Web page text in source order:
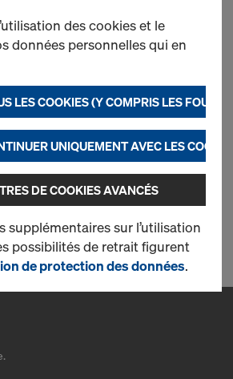
Poutrelle en aluminium
Neuf
Occasion
des cookies et le
données personnelles qui en
LES COOKIES (Y COMPRIS LES
UNIQUEMENT AVEC LES
DE COOKIES AVANCÉS
supplémentaires sur l’utilisation
possibilités de retrait figurent
de protection des données.